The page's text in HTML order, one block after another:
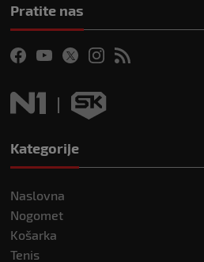
Pratite nas
Kategorije
Naslovna
Nogomet
Košarka
Tenis